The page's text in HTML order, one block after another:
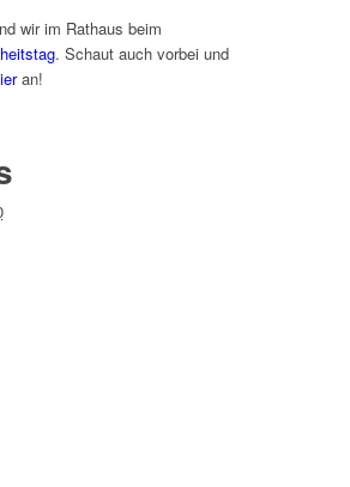
wir im Rathaus beim
. Schaut auch vorbei und
an!